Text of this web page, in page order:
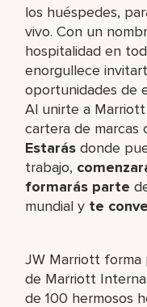
los huéspedes,
vivo. Con un
hospitalidad en
enorgullece
oportunidades de
Al unirte a
cartera de marcas
Estarás donde
trabajo,​
formarás parte
mundial y te
JW Marriott forma
de Marriott
de 100 hermosos